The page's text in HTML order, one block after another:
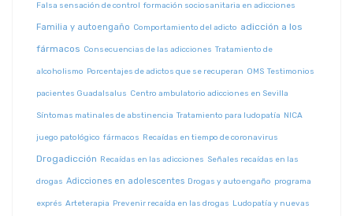
Falsa sensación de control formación sociosanitaria en adicciones
Familia y autoengaño Comportamiento del adicto adicción a los
fármacos Consecuencias de las adicciones Tratamiento de
alcoholismo Porcentajes de adictos que se recuperan OMS Testimonios
pacientes Guadalsalus Centro ambulatorio adicciones en Sevilla
Síntomas matinales de abstinencia Tratamiento para ludopatía NICA
juego patológico fármacos Recaídas en tiempo de coronavirus
Drogadicción Recaídas en las adicciones Señales recaídas en las
drogas Adicciones en adolescentes Drogas y autoengaño programa
exprés Arteterapia Prevenir recaída en las drogas Ludopatía y nuevas